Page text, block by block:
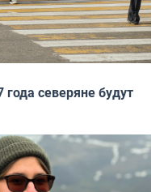
года северяне будут